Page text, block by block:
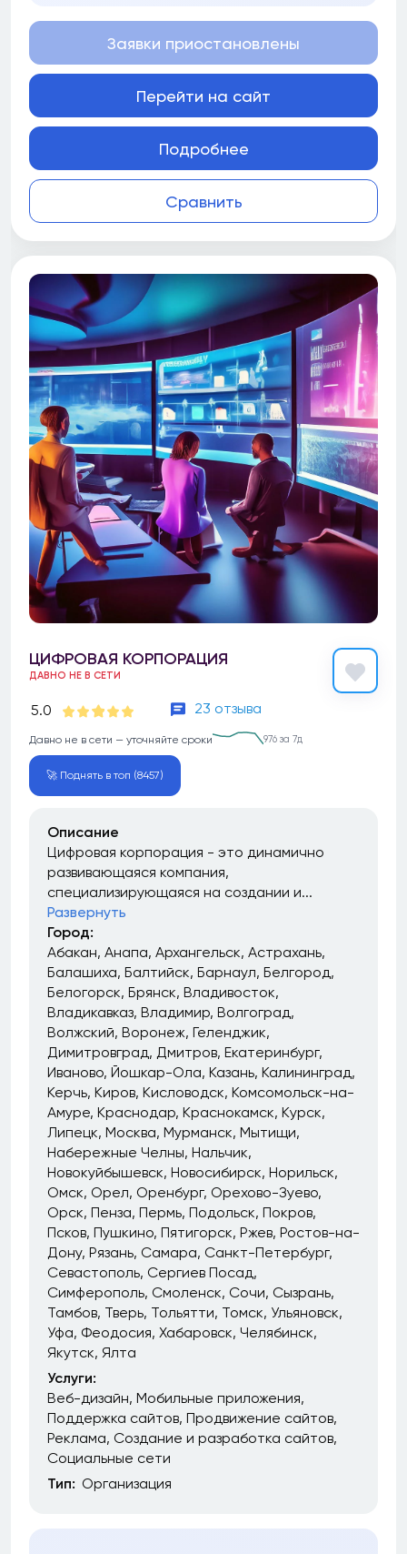
Сравнить
Заявки приостановлены
Перейти на сайт
Подробнее
ЦИФРОВАЯ КОРПОРАЦИЯ
ДАВНО НЕ В СЕТИ
5.0 23 отзыва
Давно не в сети — уточняйте сроки 976 за 7д
🚀 Поднять в топ (8457)
Описание
Цифровая корпорация - это динамично
развивающаяся компания,
специализирующаяся на создании и...
Развернуть
Город:
Абакан Анапа Архангельск Астрахань
Балашиха Балтийск Барнаул Белгород
Белогорск Брянск Владивосток
Владикавказ Владимир Волгоград
Волжский Воронеж Геленджик
Димитровград Дмитров Екатеринбург
Иваново Йошкар-Ола Казань Калининград
Керчь Киров Кисловодск Комсомольск-на-
Амуре Краснодар Краснокамск Курск
Липецк Москва Мурманск Мытищи
Набережные Челны Нальчик
Новокуйбышевск Новосибирск Норильск
Омск Орел Оренбург Орехово-Зуево
Орск Пенза Пермь Подольск Покров
Псков Пушкино Пятигорск Ржев Ростов-на-
Дону Рязань Самара Санкт-Петербург
Севастополь Сергиев Посад
Симферополь Смоленск Сочи Сызрань
Тамбов Тверь Тольятти Томск Ульяновск
Уфа Феодосия Хабаровск Челябинск
Якутск Ялта
Услуги:
Веб-дизайн Мобильные приложения
Поддержка сайтов Продвижение сайтов
Реклама Создание и разработка сайтов
Социальные сети
Тип: Организация